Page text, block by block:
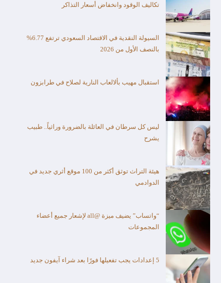
تكاليف الوقود وانخفاض أسعار التذاكر
السيولة النقدية في الاقتصاد السعودي ترتفع 6.77%
بالنصف الأول من 2026
استقبال مهيب بألالعاب النارية لصلاح في طرابزون
ليس كل سرطان في العائلة بالضرورة وراثياً.. طبيب
يشرح
هيئة التراث توثق أكثر من 100 موقع أثري جديد في
الدوادمي
“واتساب” يضيف ميزة @all لإشعار جميع أعضاء
المجموعات
5 إعدادات يجب تفعيلها فورًا بعد شراء آيفون جديد